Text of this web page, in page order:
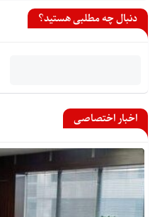
دنبال چه مطلبی هستید؟
اخبار اختصاصی